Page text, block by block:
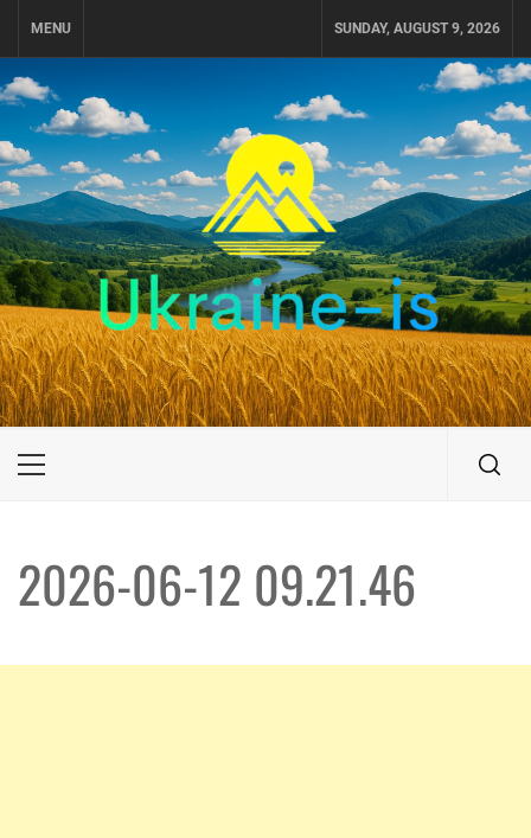
MENU SUNDAY, AUGUST 9, 2026
UKRAINE-IS
ПОДОРОЖI ПО УКРАЇНІ
Primary
2026-06-12 09.21.46